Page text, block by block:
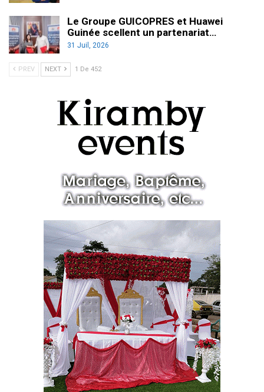
Le Groupe GUICOPRES et Huawei
Guinée scellent un partenariat…
31 Juil, 2026
PREV NEXT 1 De 452